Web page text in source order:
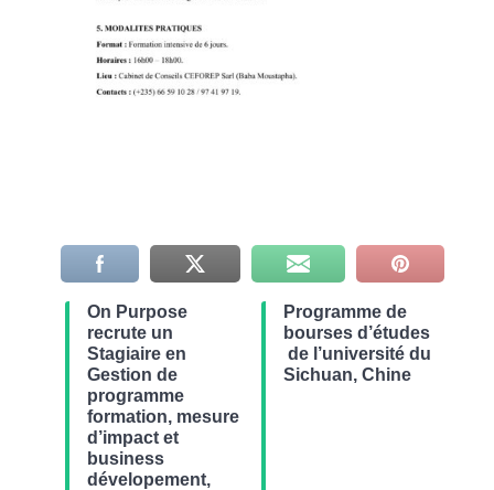
On Purpose
recrute un
Stagiaire en
Gestion de
programme
formation, mesure
d’impact et
business
dévelopement,
Programme de
bourses d’études
de l’université du
Sichuan, Chine